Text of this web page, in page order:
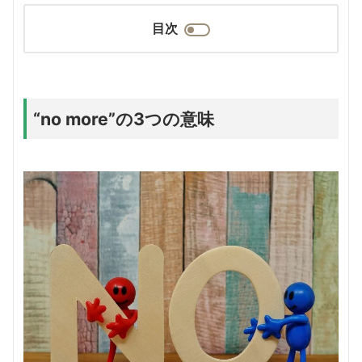
目次
“no more”の3つの意味